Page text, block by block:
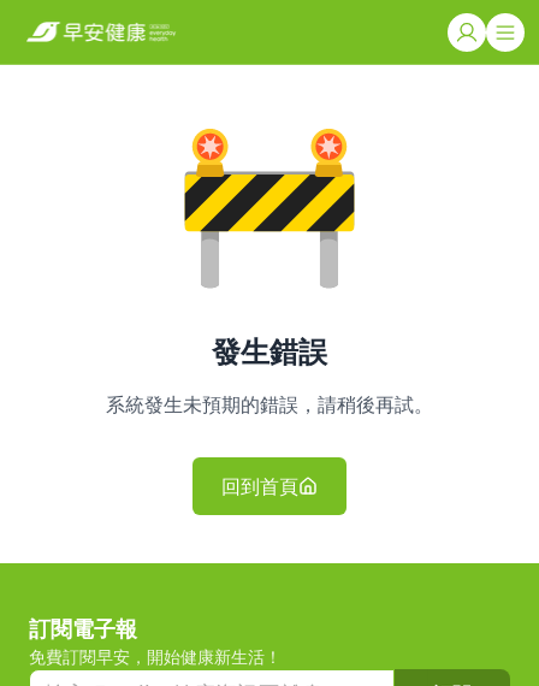
發生錯誤
系統發生未預期的錯誤，請稍後再試。
回到首頁
訂閱電子報
免費訂閱早安，開始健康新生活！